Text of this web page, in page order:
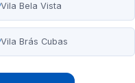
Vila Bela Vista
Vila Brás Cubas